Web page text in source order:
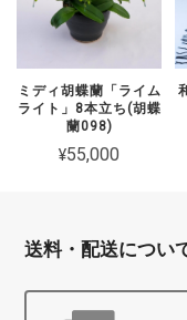
ミディ胡蝶蘭「ライム
ライト」8本立ち(胡蝶
蘭098)
¥55,000
送料・配送につい